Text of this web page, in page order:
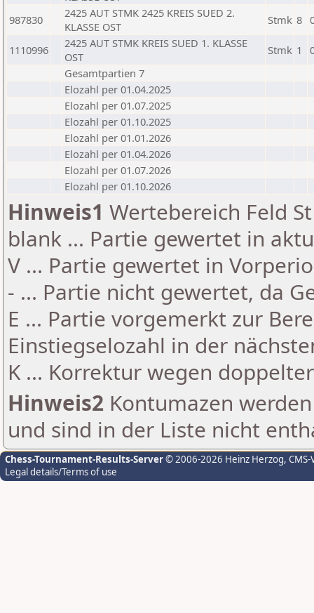
987830
2425 AUT STMK 2425 KREIS SUED 2.
KLASSE OST
Stmk 8
1110996
2425 AUT STMK KREIS SUED 1. KLASSE
OST
Stmk 1
Gesamtpartien 7
Elozahl per 01.04.2025
Elozahl per 01.07.2025
Elozahl per 01.10.2025
Elozahl per 01.01.2026
Elozahl per 01.04.2026
Elozahl per 01.07.2026
Elozahl per 01.10.2026
Hinweis1 Wertebereich Feld
blank ... Partie gewertet in
V ... Partie gewertet in
- ... Partie nicht gewertet, da
E ... Partie vorgemerkt zur
Einstiegselozahl in der
K ... Korrektur wegen
Hinweis2 Kontumazen
und sind in der Liste nicht
Chess-Tournament-Results-Server© 2006-2026 Heinz Herzog,
Legal details/Terms of use